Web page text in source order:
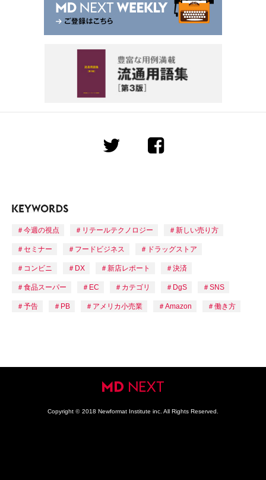
今週の視点 リテールテクノロジー 新しい売り方
セミナー フードビジネス ドラッグストア
コンビニ DX 新店レポート 決済
食品スーパー EC カテゴリ DgS SNS
予告 PB アメリカ小売業 Amazon 働き方
Copyright © 2018 Newformat Institute inc. All Rights Reserved.